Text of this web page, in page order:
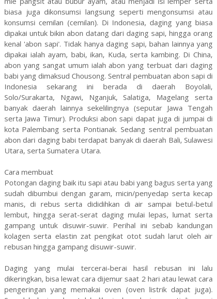
biasa juga dikonsumsi langsung seperti mengonsumsi atau
konsumsi cemilan (cemilan). Di Indonesia, daging yang biasa
dipakai untuk bikin abon datang dari daging sapi, hingga orang
kenal 'abon sapi'. Tidak hanya daging sapi, bahan lainnya yang
dipakai ialah ayam, babi, ikan, Kuda, serta kambing. Di China,
abon yang sangat umum ialah abon yang terbuat dari daging
babi yang dimaksud Chousong. Sentral pembuatan abon sapi di
Indonesia sekarang ini berada di daerah Boyolali,
Solo/Surakarta, Ngawi, Nganjuk, Salatiga, Magelang serta
banyak daerah lainnya sekelilingnya (seputar Jawa Tengah
serta Jawa Timur). Produksi abon sapi dapat juga di jumpai di
kota Palembang serta Pontianak. Sedang sentral pembuatan
abon dari daging babi terdapat banyak di daerah Bali, Sulawesi
Utara, serta Sumatera Utara.
Cara membuat
Potongan daging baik itu sapi atau babi yang bagus serta yang
sudah dibumbui dengan garam, micin/penyedap serta kecap
manis, di rebus serta dididihkan di air sampai betul-betul
lembut, hingga serat-serat daging mulai lepas, lumat serta
gampang untuk disuwir-suwir. Perihal ini sebab kandungan
kolagen serta elastin zat pengikat otot sudah larut oleh air
rebusan hingga gampang disuwir-suwir.
Daging yang mulai tercerai-berai hasil rebusan ini lalu
dikeringkan, bisa lewat cara dijemur saat 2 hari atau lewat cara
pengeringan yang memakai oven (oven listrik dapat juga).